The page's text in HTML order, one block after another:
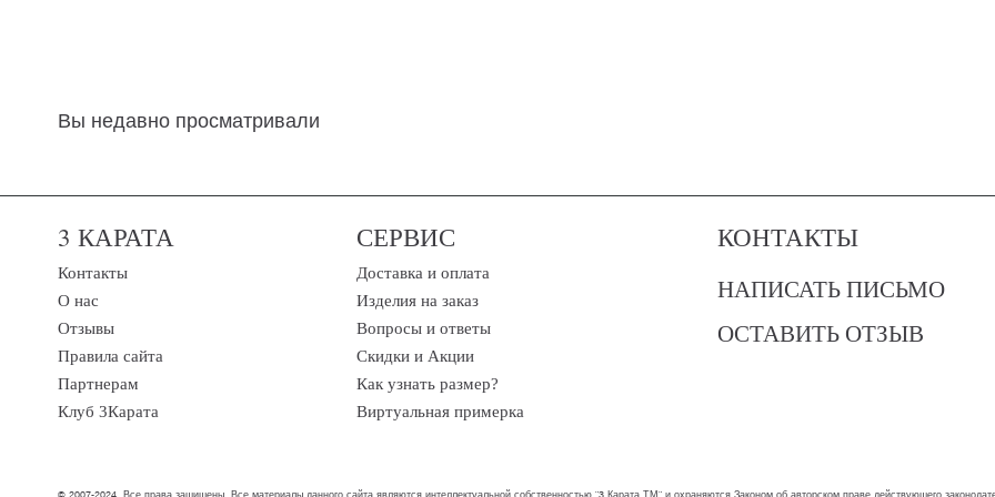
Вы недавно просматривали
3 КАРАТА
Контакты
О нас
Отзывы
Правила сайта
Партнерам
Клуб 3Карата
СЕРВИС
Доставка и оплата
Изделия на заказ
Вопросы и ответы
Скидки и Акции
Как узнать размер?
Виртуальная примерка
КОНТАКТЫ
НАПИСАТЬ ПИСЬМО
ОСТАВИТЬ ОТЗЫВ